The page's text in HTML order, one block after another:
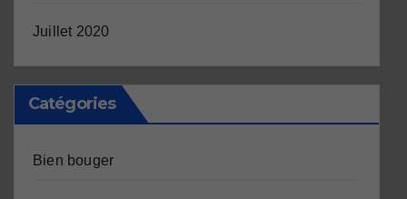
Juillet 2020
Catégories
Bien bouger